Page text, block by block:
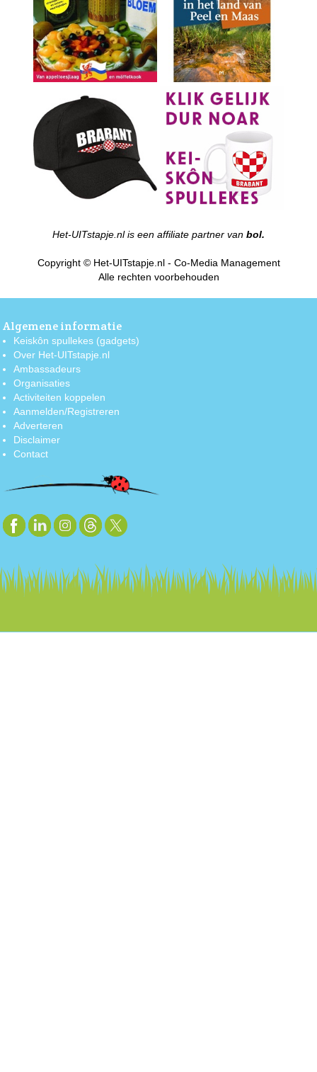
Het-UITstapje.nl is een affiliate partner van bol.
Copyright © Het-UITstapje.nl - Co-Media Management
Alle rechten voorbehouden
Algemene informatie
Keiskôn spullekes (gadgets)
Over Het-UITstapje.nl
Ambassadeurs
Organisaties
Activiteiten koppelen
Aanmelden/Registreren
Adverteren
Disclaimer
Contact